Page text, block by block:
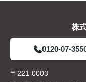
株
0120-07-
〒221-0003